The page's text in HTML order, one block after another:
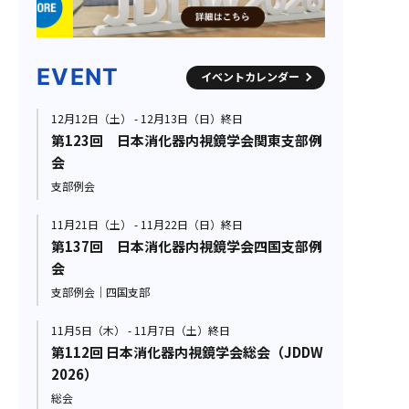
EVENT イベントカレンダー
12月12日（土） - 12月13日（日）終日
第123回 日本消化器内視鏡学会関東支部例
会
支部例会
11月21日（土） - 11月22日（日）終日
第137回 日本消化器内視鏡学会四国支部例
会
支部例会｜四国支部
11月5日（木） - 11月7日（土）終日
第112回 日本消化器内視鏡学会総会（JDDW
2026）
総会